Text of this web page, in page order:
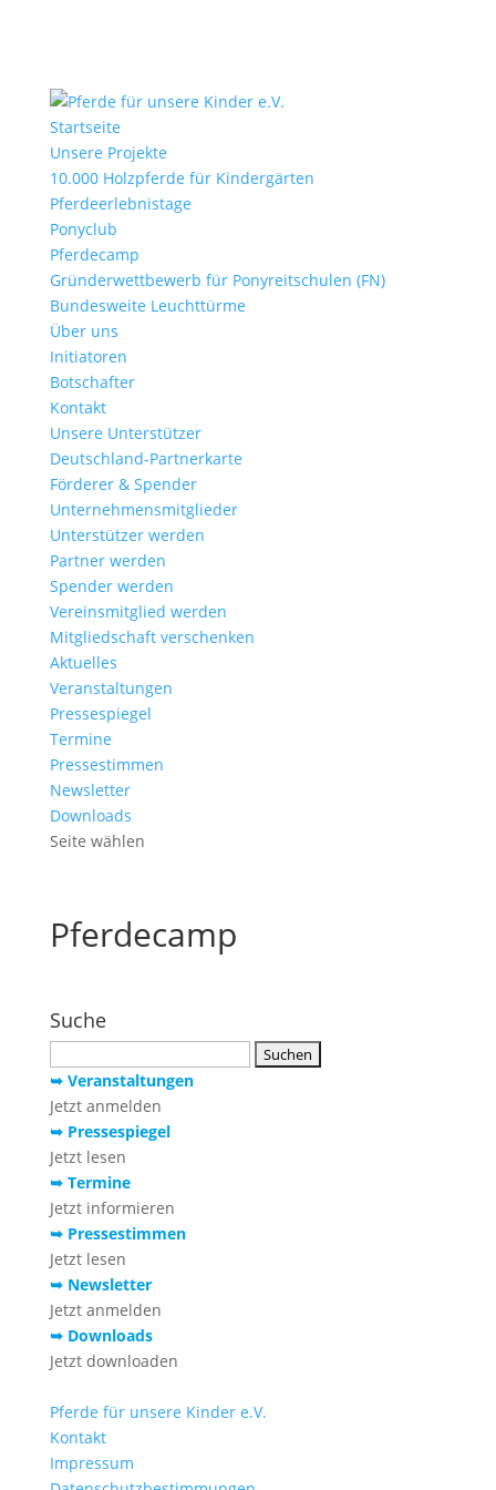
Startseite
Unsere Projekte
10.000 Holzpferde für Kindergärten
Pferdeerlebnistage
Ponyclub
Pferdecamp
Gründerwettbewerb für Ponyreitschulen (FN)
Bundesweite Leuchttürme
Über uns
Initiatoren
Botschafter
Kontakt
Unsere Unterstützer
Deutschland-Partnerkarte
Förderer & Spender
Unternehmensmitglieder
Unterstützer werden
Partner werden
Spender werden
Vereinsmitglied werden
Mitgliedschaft verschenken
Aktuelles
Veranstaltungen
Pressespiegel
Termine
Pressestimmen
Newsletter
Downloads
Seite wählen
Pferdecamp
Suche
nach:
➥ Veranstaltungen
Jetzt anmelden
➥ Pressespiegel
Jetzt lesen
➥ Termine
Jetzt informieren
➥ Pressestimmen
Jetzt lesen
➥ Newsletter
Jetzt anmelden
➥ Downloads
Jetzt downloaden
Pferde für unsere Kinder e.V.
Kontakt
Impressum